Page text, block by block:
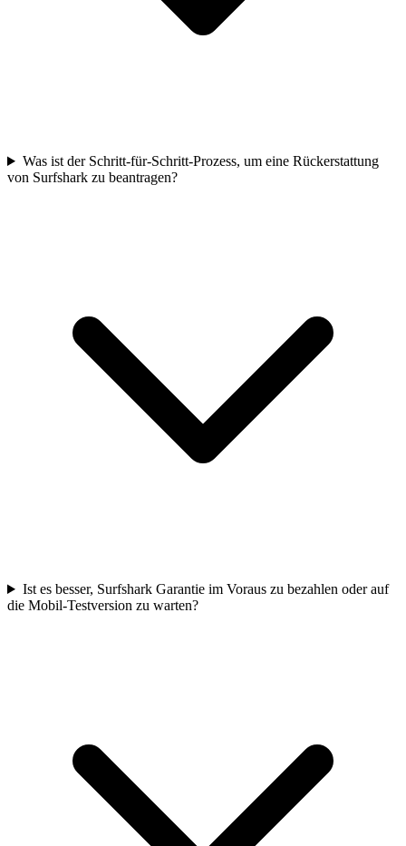
Was ist der Schritt-für-Schritt-Prozess, um eine Rückerstattung
von Surfshark zu beantragen?
Ist es besser, Surfshark Garantie im Voraus zu bezahlen oder auf
die Mobil-Testversion zu warten?